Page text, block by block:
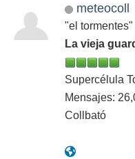
meteocoll
"el tormentes"
La vieja
Supercélula
Mensajes:
Collbató